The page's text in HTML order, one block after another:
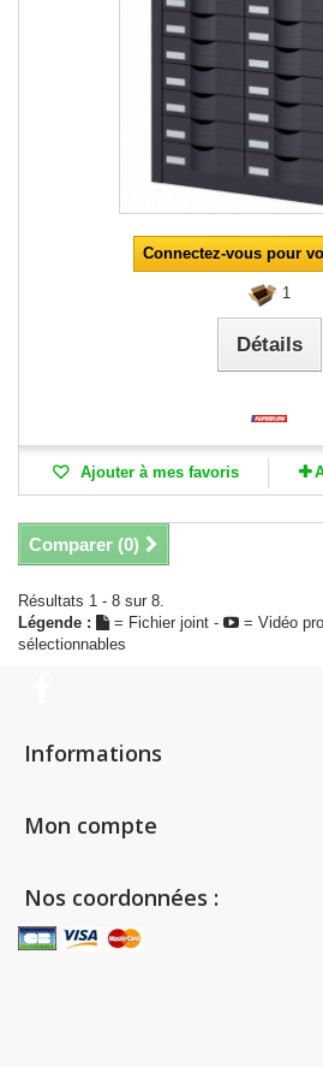
Connectez-vous pour
1
Détails
Ajouter à mes favoris
Comparer (0)
Résultats 1 - 8 sur 8.
Légende :
= Fichier joint - = Vidéo
sélectionnables
Informations
Mon compte
Nos coordonnées :